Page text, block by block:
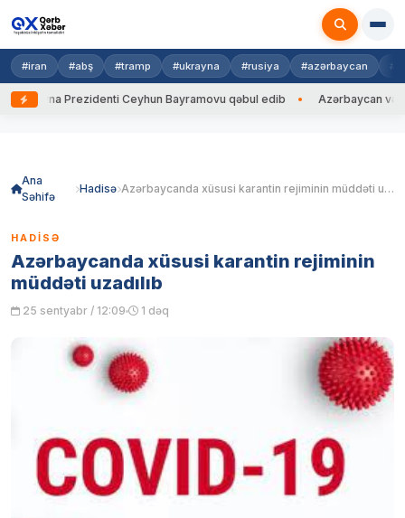
#iran #abş #tramp #ukrayna #rusiya #azərbaycan
Prezidenti Ceyhun Bayramovu qəbul edib Azərbaycan və
Ana
Səhifə
Hadisə Azərbaycanda xüsusi karantin rejiminin müddəti uzadılıb
HADISƏ
Azərbaycanda xüsusi karantin rejiminin
müddəti uzadılıb
25 sentyabr / 12:09 1 dəq